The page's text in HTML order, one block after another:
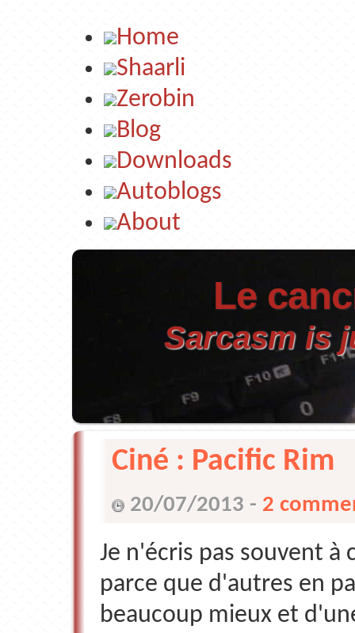
Home
Shaarli
Zerobin
Blog
Downloads
Autoblogs
About
Le
Sarcasm is
Ciné : Pacific Rim
20/07/2013 - 2
Je n'écris pas souvent à
parce que d'autres en
beaucoup mieux et